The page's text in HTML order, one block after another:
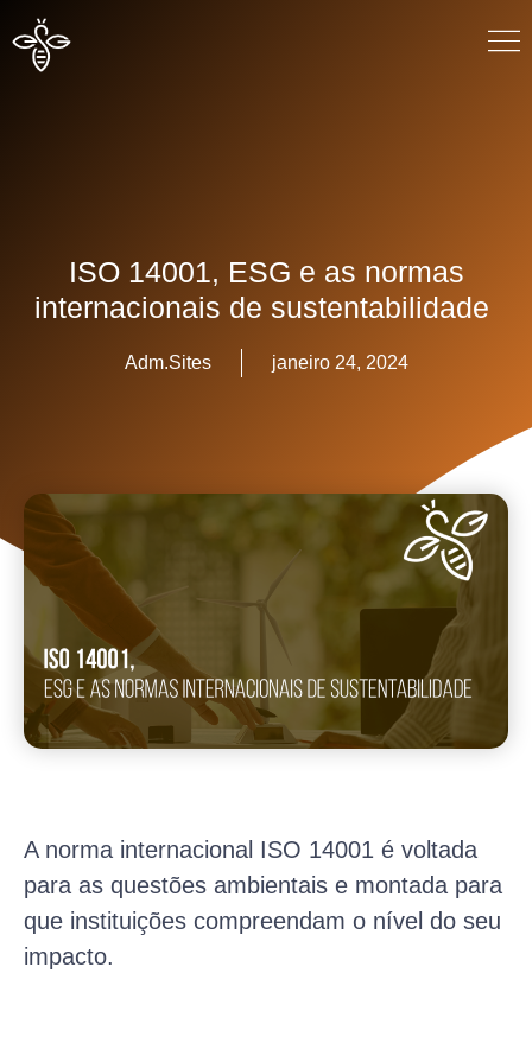
ISO 14001, ESG e as normas
internacionais de sustentabilidade
Adm.Sites janeiro 24, 2024
A norma internacional ISO 14001 é voltada
para as questões ambientais e montada para
que instituições compreendam o nível do seu
impacto.